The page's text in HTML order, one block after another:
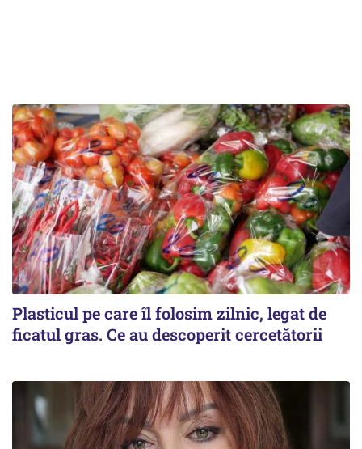
Plasticul pe care îl folosim zilnic, legat de
ficatul gras. Ce au descoperit cercetătorii